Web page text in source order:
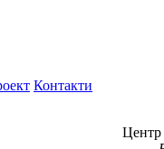
Контакти
Центр